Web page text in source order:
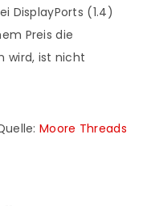
DisplayPorts (1.4)
Preis die
wird, ist nicht
Moore Threads